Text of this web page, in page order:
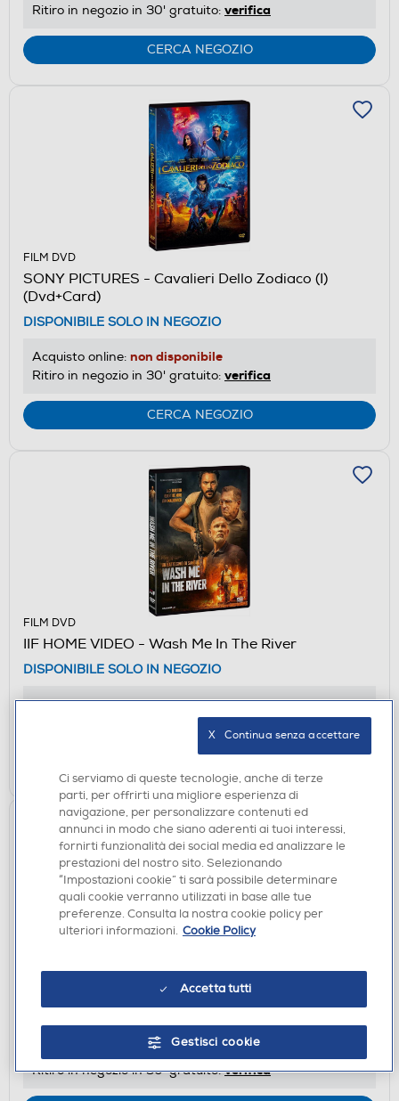
Ritiro in negozio in 30' gratuito: verifica
CERCA NEGOZIO
FILM DVD
SONY PICTURES - Cavalieri Dello Zodiaco (I)
(Dvd+Card)
DISPONIBILE SOLO IN NEGOZIO
Acquisto online: non disponibile
Ritiro in negozio in 30' gratuito: verifica
CERCA NEGOZIO
FILM DVD
IIF HOME VIDEO - Wash Me In The River
DISPONIBILE SOLO IN NEGOZIO
Acquisto online:non disponibile
Ritiro in negozio in 30' gratuito: verifica
FILM DVD
SONY PICTURES - Tutti Tranne Te
non disponibile
Ritiro in negozio in 30' gratuito:verifica
Ci serviamo di queste tecnologie, anche di terze
parti, per offrirti una migliore esperienza di
navigazione, per personalizzare contenuti ed
annunci in modo che siano aderenti ai tuoi interessi,
fornirti funzionalità dei social media ed analizzare le
prestazioni del nostro sito. Selezionando
“Impostazioni cookie” ti sarà possibile determinare
quali cookie verranno utilizzati in base alle tue
preferenze. Consulta la nostra cookie policy per
ulteriori informazioni. Cookie Policy
Accetta tutti
Gestisci cookie
X   Continua senza accettare